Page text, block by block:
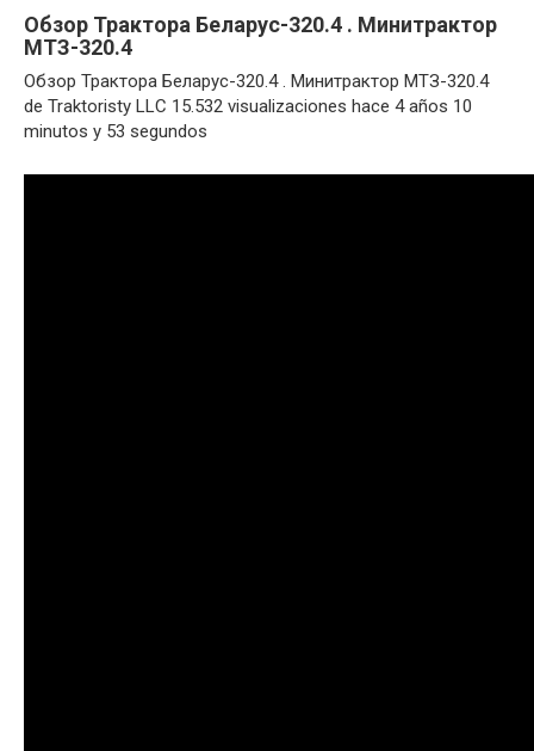
Обзор Трактора Беларус-320.4 . Минитрактор
МТЗ-320.4
Обзор Трактора Беларус-320.4 . Минитрактор МТЗ-320.4
de Traktoristy LLC 15.532 visualizaciones hace 4 años 10
minutos y 53 segundos